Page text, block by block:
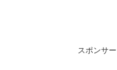
スポンサ